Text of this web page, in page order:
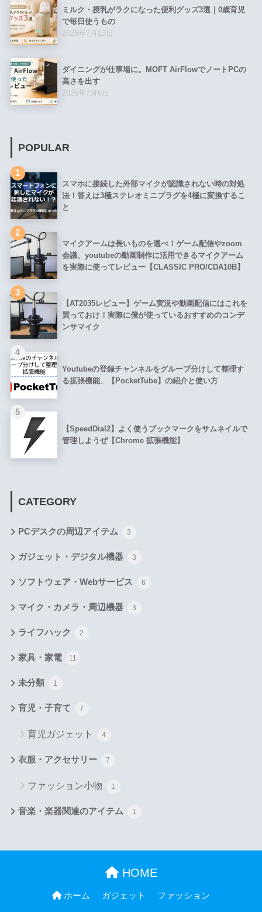
ミルク・授乳がラクになった便利グッズ3選｜0歳育児
で毎日使うもの
2026年7月13日
ダイニングが仕事場に。MOFT AirFlowでノートPCの
高さを出す
2026年7月6日
POPULAR
1
スマホに接続した外部マイクが認識されない時の対処
法！答えは3極ステレオミニプラグを4極に変換するこ
と
2
マイクアームは長いものを選べ！ゲーム配信やzoom
会議、youtubeの動画制作に活用できるマイクアーム
を実際に使ってレビュー【CLASSIC PRO/CDA10B】
3
【AT2035レビュー】ゲーム実況や動画配信にはこれを
買っておけ！実際に僕が使っているおすすめのコンデ
ンサマイク
4
Youtubeの登録チャンネルをグループ分けして整理す
る拡張機能、【PocketTube】の紹介と使い方
5
【SpeedDial2】よく使うブックマークをサムネイルで
管理しようぜ【Chrome 拡張機能】
CATEGORY
PCデスクの周辺アイテム 3
ガジェット・デジタル機器 3
ソフトウェア・Webサービス 6
マイク・カメラ・周辺機器 3
ライフハック 2
家具・家電 11
未分類 1
育児・子育て 7
育児ガジェット 4
衣服・アクセサリー 7
ファッション小物 1
音楽・楽器関連のアイテム 1
HOME
ホーム ガジェット ファッション